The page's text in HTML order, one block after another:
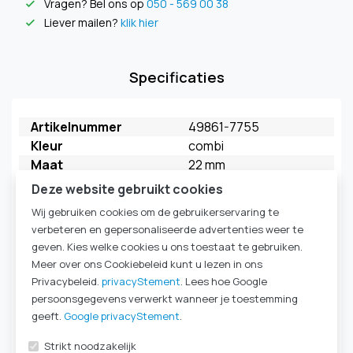
check Vragen? Bel ons op 050 - 569 00 38
check Liever mailen? klik hier
Specificaties
Artikelnummer
49861-7755
Kleur
combi
Maat
22 mm
Merk
FAHL
Verpakkingseenheid
5 stuks
HME Ademweerstand
HighFlow
kleur behuizing
honing
kleur deksel
blauw
HME Type
HME 22mm
Komt ook voor in
Deze website gebruikt cookies
Wij gebruiken cookies om de gebruikerservaring te
verbeteren en gepersonaliseerde advertenties weer te
geven. Kies welke cookies u ons toestaat te gebruiken.
Meer over ons Cookiebeleid kunt u lezen in ons
Privacybeleid. privacyStement. Lees hoe Google
persoonsgegevens verwerkt wanneer je toestemming
geeft. Google privacyStement.
Strikt noodzakelijk